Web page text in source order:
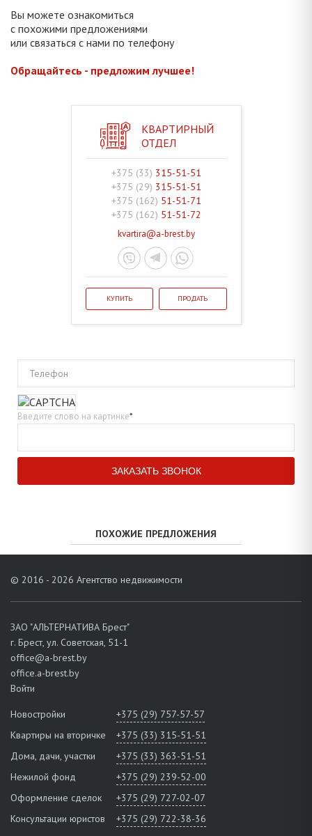
Вы можете ознакомиться
с похожими предложениями
или связаться с нами по телефону
Обращайтесь - предложим лучшее!
КВАРТИРНЫЙ
ОТДЕЛ
+375 (33) 315-51-51
+375 (29) 315-51-51
+375 (162) 51-51-71
+375 (162) 51-51-72
kvartira@a-brest.by
КУПИТЬ ПРОДАТЬ
Телефон
Введите слово на картинке*
ПОХОЖИЕ ПРЕДЛОЖЕНИЯ
© 2016 - 2026 Агентство недвижимости
ЗАО "АЛЬТЕРНАТИВА Брест"
г. Брест, ул. Советская, 51-1
office@a-brest.by
office.a-brest.by
Войти
Новостройки
+375 (29) 757-57-57
Квартиры на вторичке
+375 (33) 315-51-51
Дома, дачи, участки
+375 (33) 363-51-51
Нежилой фонд
+375 (29) 239-52-00
Оформление сделок
+375 (29) 727-02-07
Консультации юристов
+375 (29) 722-38-36